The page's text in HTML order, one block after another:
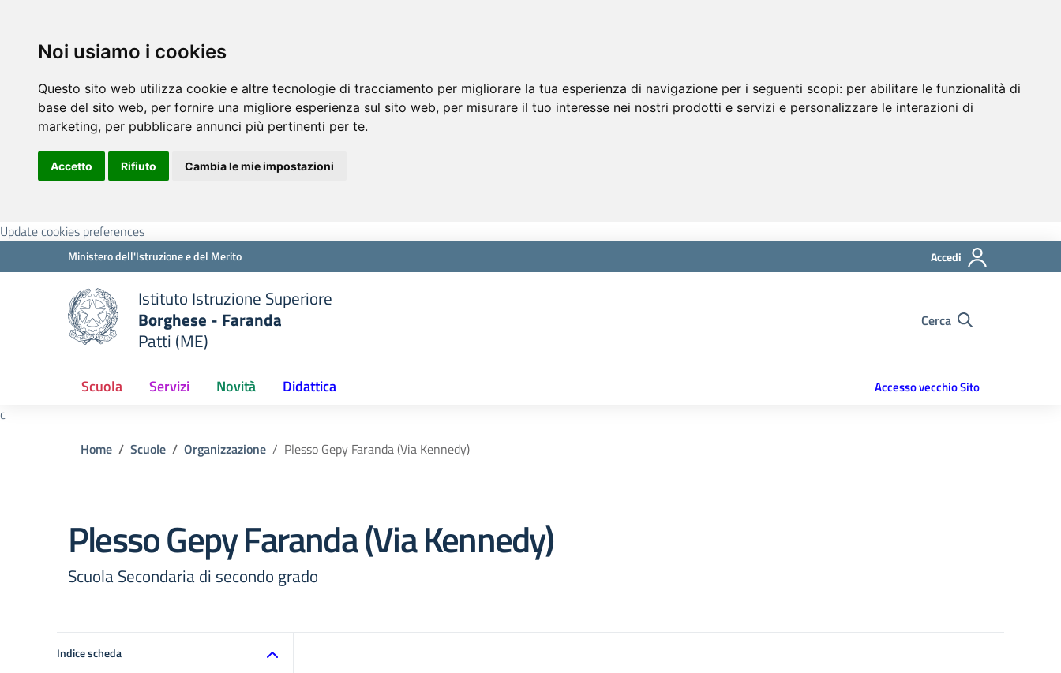
Noi usiamo i cookies
Questo sito web utilizza cookie e altre tecnologie di tracciamento per migliorare la tua esperienza di navigazione per i seguenti scopi: per abilitare le funzionalità di
base del sito web, per fornire una migliore esperienza sul sito web, per misurare il tuo interesse nei nostri prodotti e servizi e personalizzare le interazioni di
marketing, per pubblicare annunci più pertinenti per te.
Accetto Rifiuto Cambia le mie impostazioni
Update cookies preferences
Ministero dell'Istruzione e del Merito Accedi
Istituto Istruzione Superiore
Borghese - Faranda
Patti (ME)
Cerca
Scuola Servizi Novità Didattica Accesso vecchio Sito
c
Home
Scuole Organizzazione Plesso Gepy Faranda (Via Kennedy)
Plesso Gepy Faranda (Via Kennedy)
Scuola Secondaria di secondo grado
Indice scheda